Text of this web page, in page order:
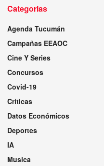
Categorias
Agenda Tucumán
Campañas EEAOC
Cine Y Series
Concursos
Covid-19
Críticas
Datos Económicos
Deportes
IA
Musica